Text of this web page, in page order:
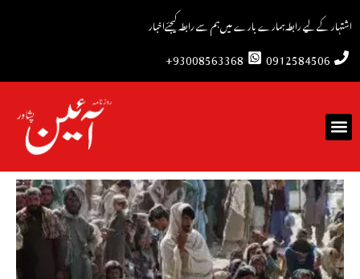
اشتہار کے لیے رابطہہمارے بارے میںہم سے رابطہ کیجئےاخبار
0912584506
93008563368+